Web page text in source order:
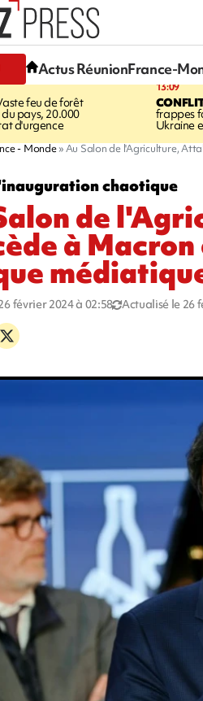
Actus RéunionFrance-
feu de forêt
pays, 20.000
d'urgence
13:09
frappes
Ukraine
- Monde Au Salon de l'Agriculture,
chaotique
de
à
février 2024 à 02:58 Actualisé le 26